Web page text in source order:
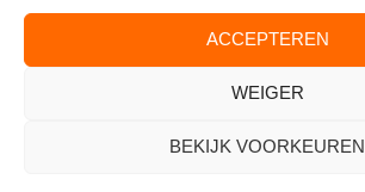
ACCEPTEREN
WEIGER
BEKIJK VOORKEUREN
WONEN IN DE VALKENBURCHT